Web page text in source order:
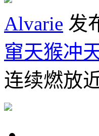
Alvarie 发
窜天猴冲
连续燃放